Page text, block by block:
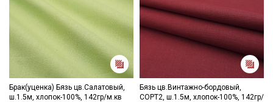
Брак(уценка) Бязь цв.Салатовый,
ш.1.5м, хлопок-100%, 142гр/м.кв
Бязь цв.Винтажно-бордовый,
СОРТ2, ш.1.5м, хлопок-100%, 142гр/